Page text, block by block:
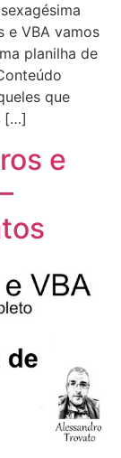
e VBA vamos
planilha de
que
[…]
e